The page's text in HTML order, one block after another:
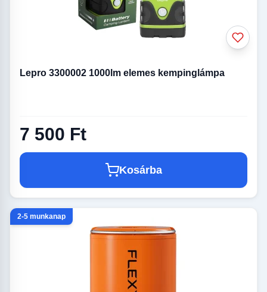
Lepro 3300002 1000lm elemes kempinglámpa
7 500 Ft
Kosárba
2-5 munkanap